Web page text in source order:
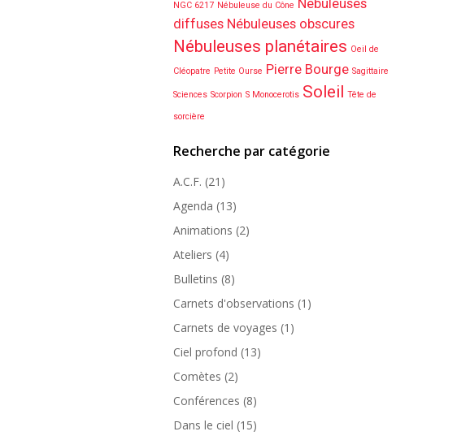
NGC 6217 Nébuleuse du Cône Nébuleuses
diffuses Nébuleuses obscures
Nébuleuses planétaires Oeil de
Cléopatre Petite Ourse Pierre Bourge Sagittaire
Sciences Scorpion S Monocerotis Soleil Tête de
sorcière
Recherche par catégorie
A.C.F. (21)
Agenda (13)
Animations (2)
Ateliers (4)
Bulletins (8)
Carnets d'observations (1)
Carnets de voyages (1)
Ciel profond (13)
Comètes (2)
Conférences (8)
Dans le ciel (15)